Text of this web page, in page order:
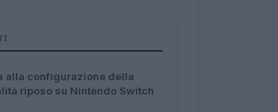
alla configurazione della
riposo su Nintendo Switch